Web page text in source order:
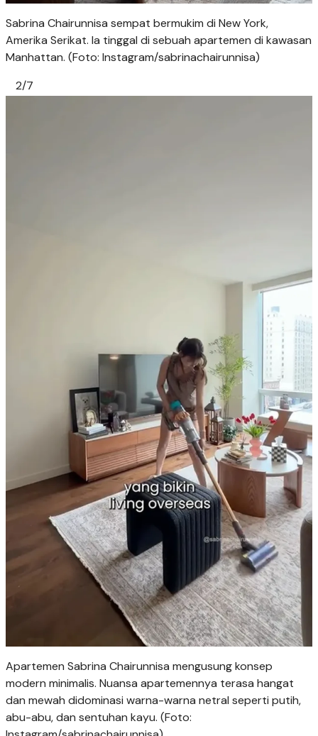
Sabrina Chairunnisa sempat bermukim di New York,
Amerika Serikat. Ia tinggal di sebuah apartemen di kawasan
Manhattan. (Foto: Instagram/sabrinachairunnisa)
2/7
Apartemen Sabrina Chairunnisa mengusung konsep
modern minimalis. Nuansa apartemennya terasa hangat
dan mewah didominasi warna-warna netral seperti putih,
abu-abu, dan sentuhan kayu. (Foto: